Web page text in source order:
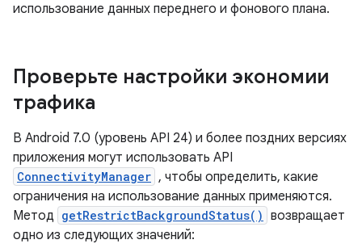
использование данных переднего и фонового плана.
Проверьте настройки экономии
трафика
В Android 7.0 (уровень API 24) и более поздних версиях
приложения могут использовать API
ConnectivityManager , чтобы определить, какие
ограничения на использование данных применяются.
Метод getRestrictBackgroundStatus() возвращает
одно из следующих значений: